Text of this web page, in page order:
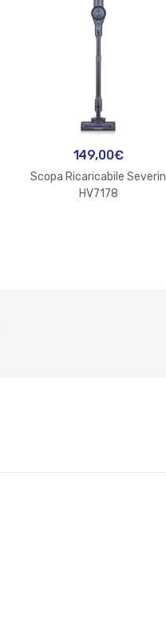
149,00€
Scopa Ricaricabile Severin
HV7178